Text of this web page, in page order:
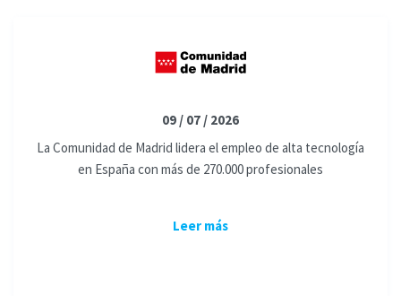
09 / 07 / 2026
La Comunidad de Madrid lidera el empleo de alta tecnología
en España con más de 270.000 profesionales
Leer más